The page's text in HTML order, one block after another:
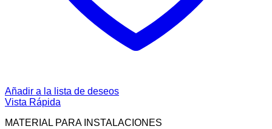
Añadir a la lista de deseos
Vista Rápida
MATERIAL PARA INSTALACIONES